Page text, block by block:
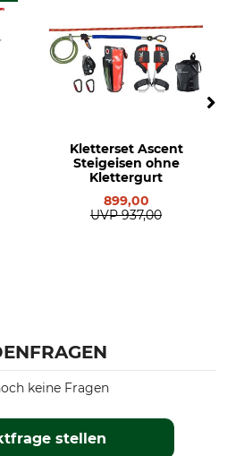
Kletterset Ascent
Steigeisen ohne
Klettergurt
899,00
UVP 937,00
stellen
keine Fragen